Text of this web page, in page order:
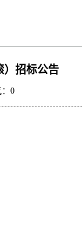
）招标公告
0